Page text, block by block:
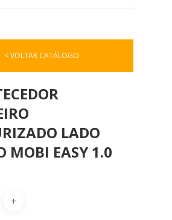
< VOLTAR CATÁLOGO
LADO
MOBI EASY 1.0